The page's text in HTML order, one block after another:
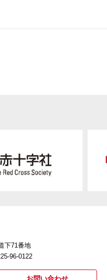
下71番地
96-0122
お問い合わせ